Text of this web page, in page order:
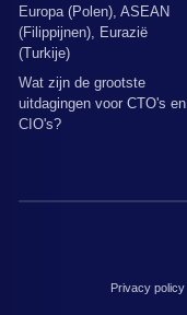
Europa (Polen), ASEAN
(Filippijnen), Eurazië
(Turkije)
Wat zijn de grootste
uitdagingen voor CTO's en
CIO's?
Privacy policy